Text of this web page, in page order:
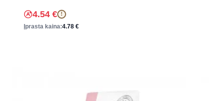
4.54 € !
Įprasta kaina:4.78 €